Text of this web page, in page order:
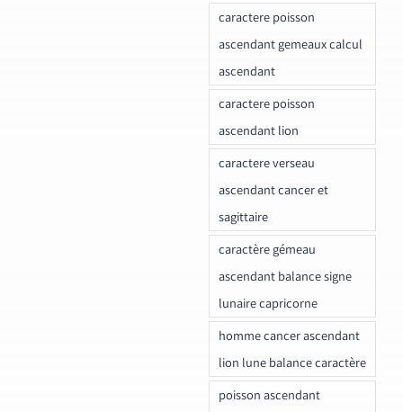
caractere poisson
ascendant gemeaux calcul
ascendant
caractere poisson
ascendant lion
caractere verseau
ascendant cancer et
sagittaire
caractère gémeau
ascendant balance signe
lunaire capricorne
homme cancer ascendant
lion lune balance caractère
poisson ascendant